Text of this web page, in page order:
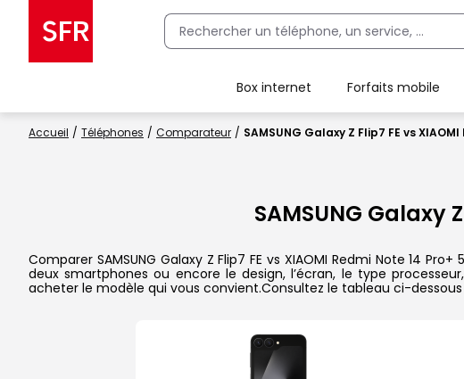
Box internet Forfaits mobile
Accueil Téléphones Comparateur SAMSUNG Galaxy Z Flip7 FE vs
SAMSUNG Galaxy
Comparer SAMSUNG Galaxy Z Flip7 FE vs XIAOMI Redmi Note 14
deux smartphones ou encore le design, l’écran, le type
acheter le modèle qui vous convient.Consultez le tableau ci-